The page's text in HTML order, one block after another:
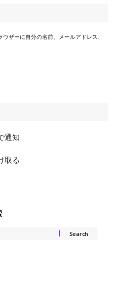
ザーに自分の名前、メールアドレス、
通知
取る